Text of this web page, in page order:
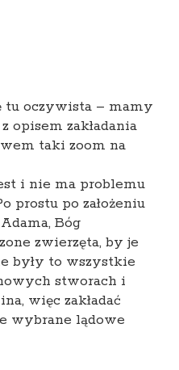
tu oczywista – mamy
opisem zakładania
taki zoom na
i nie ma problemu
prostu po założeniu
Bóg
zwierzęta, by je
były to wszystkie
stworach i
więc zakładać
wybrane lądowe